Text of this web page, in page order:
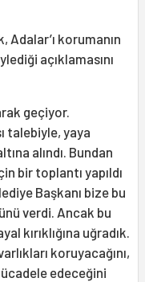
Adalar’ı korumanın
açıklamasını
geçiyor.
talebiyle, yaya
alındı. Bundan
bir toplantı yapıldı
Başkanı bize bu
verdi. Ancak bu
kırıklığına uğradık.
koruyacağını,
edeceğini